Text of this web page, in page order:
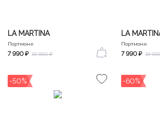
LA MARTINA
Портмоне
7 990 ₽ 19 990 ₽
LA
Портмоне
7 990 ₽ 19
-50% -60%